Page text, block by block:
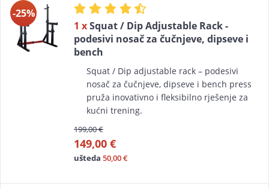
-25%
1 xSquat / Dip Adjustable Rack -
podesivi nosač za čučnjeve, dipseve i
bench
Squat / Dip adjustable rack – podesivi
nosač za čučnjeve, dipseve i bench press
pruža inovativno i fleksibilno rješenje za
kućni trening.
199,00 €
149,00 €
ušteda 50,00 €